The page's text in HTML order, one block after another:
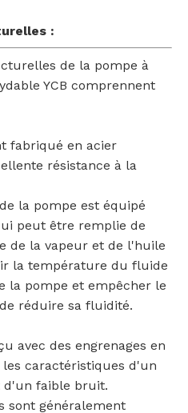
:
de la pompe à
YCB comprennent
fabriqué en acier
résistance à la
la pompe est équipé
peut être remplie de
de la vapeur et de l'huile
la température du fluide
la pompe et empêcher le
réduire sa fluidité.
avec des engrenages en
caractéristiques d'un
faible bruit.
sont généralement